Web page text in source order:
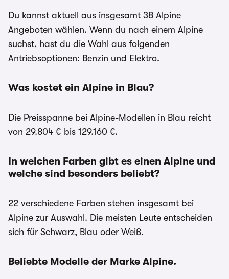
Du kannst aktuell aus insgesamt 38 Alpine
Angeboten wählen. Wenn du nach einem Alpine
suchst, hast du die Wahl aus folgenden
Antriebsoptionen: Benzin und Elektro.
Was kostet ein Alpine in Blau?
Die Preisspanne bei Alpine-Modellen in Blau reicht
von 29.804 € bis 129.160 €.
In welchen Farben gibt es einen Alpine und
welche sind besonders beliebt?
22 verschiedene Farben stehen insgesamt bei
Alpine zur Auswahl. Die meisten Leute entscheiden
sich für Schwarz, Blau oder Weiß.
Beliebte Modelle der Marke Alpine.